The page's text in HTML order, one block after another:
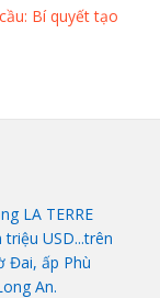
Bí quyết tạo
LA TERRE
USD...trên
Đai, ấp Phù
An.